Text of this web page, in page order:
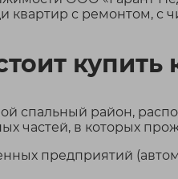
Продаётся
Этот вариант идеален
квартир с ремонтом, с
спальный район,
частей, в которых
предприятий